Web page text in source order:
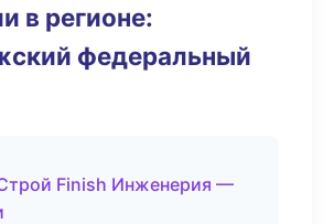
в регионе:
федеральный
Finish Инженерия —